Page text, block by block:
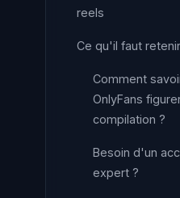
reels
Ce qu'il faut retenir
Comment
OnlyFans
compilation ?
Besoin d'un
expert ?